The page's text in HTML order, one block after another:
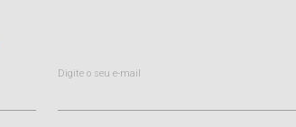
Digite o seu e-mail